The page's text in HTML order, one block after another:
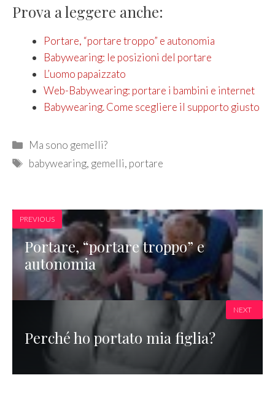
Prova a leggere anche:
Portare, “portare troppo” e autonomia
Babywearing: le posizioni del portare
L’uomo papaizzato
Web-Babywearing: portare i bambini e internet
Babywearing. Come scegliere il supporto giusto
Categories
Ma sono gemelli?
Tags
babywearing, gemelli, portare
PREVIOUS
Portare, “portare troppo” e
autonomia
Perché ho portato mia figlia?
NEXT